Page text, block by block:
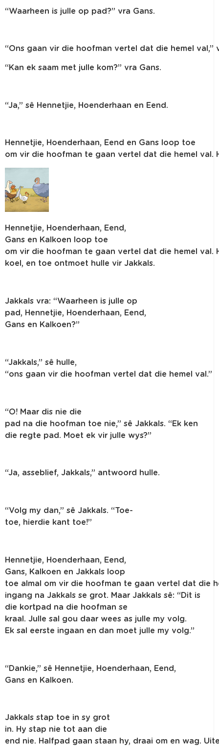
“Waarheen is julle op pad?” vra Gans.
“Ons gaan vir die hoofman vertel dat die hemel val,”
“ Kan ek saam met julle kom?” vra Gans.
“Ja,” sê Hennetjie, Hoenderhaan en Eend .
Hennetjie, Hoenderhaan, Eend en Gans loop toe
om vir die hoofman te gaan vertel dat die hemel val.
Hennetjie, Hoenderhaan, Eend ,
Gans en Kalkoen loop toe
om vir die hoofman te gaan vertel dat die hemel val.
koel , en toe ontmoet hulle vir Jakkals.
Jakkals vra: “Waarheen is julle op
pad, Hennetjie, Hoenderhaan, Eend ,
Gans en Kalkoen?”
“Jakkals,” sê hulle,
“ons gaan vir die hoofman vertel dat die hemel val.”
“O! Maar dis nie die
pad na die hoofman toe nie,” sê Jakkals. “Ek ken
die regte pad. Moet ek vir julle wys?”
“Ja, asseblief, Jakkals,” antwoord hulle.
“Volg my dan,” sê Jakkals. “Toe-
toe, hierdie kant toe!”
Hennetjie, Hoenderhaan, Eend ,
Gans, Kalkoen en Jakkals loop
toe almal om vir die hoofman te gaan vertel dat die
ingang na Jakkals se grot. Maar Jakkals sê: “ Dit is
die kortpad na die hoofman se
kraal. Julle sal gou daar wees as julle my volg.
Ek sal eerste ingaan en dan moet julle my volg.”
“ Dankie,” sê Hennetjie, Hoenderhaan, Eend ,
Gans en Kalkoen.
Jakkals stap toe in sy grot
in. Hy stap nie tot aan die
end nie. Halfpad gaan staan hy, draai om en wag.